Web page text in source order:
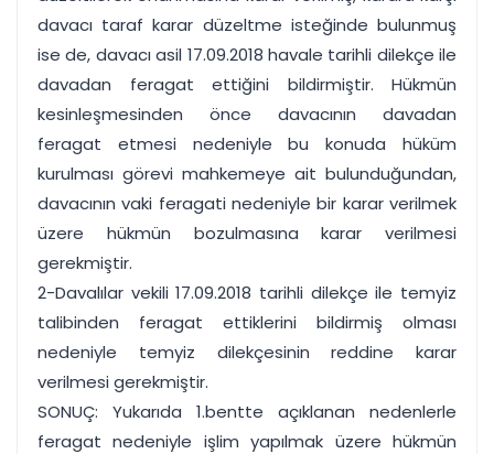
davacı taraf karar düzeltme isteğinde bulunmuş
ise de, davacı asil 17.09.2018 havale tarihli dilekçe ile
davadan feragat ettiğini bildirmiştir. Hükmün
kesinleşmesinden önce davacının davadan
feragat etmesi nedeniyle bu konuda hüküm
kurulması görevi mahkemeye ait bulunduğundan,
davacının vaki feragati nedeniyle bir karar verilmek
üzere hükmün bozulmasına karar verilmesi
gerekmiştir.
2-Davalılar vekili 17.09.2018 tarihli dilekçe ile temyiz
talibinden feragat ettiklerini bildirmiş olması
nedeniyle temyiz dilekçesinin reddine karar
verilmesi gerekmiştir.
SONUÇ: Yukarıda 1.bentte açıklanan nedenlerle
feragat nedeniyle işlim yapılmak üzere hükmün